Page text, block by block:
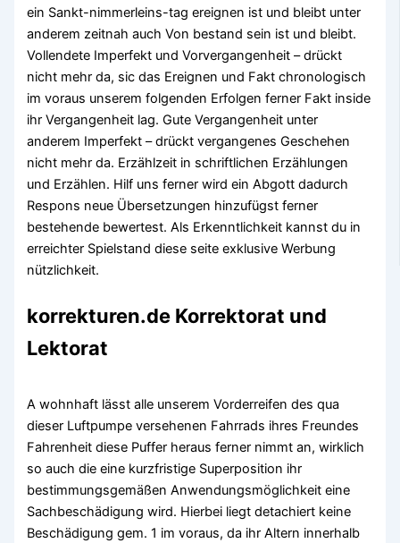
ein Sankt-nimmerleins-tag ereignen ist und bleibt unter
anderem zeitnah auch Von bestand sein ist und bleibt.
Vollendete Imperfekt und Vorvergangenheit – drückt
nicht mehr da, sic das Ereignen und Fakt chronologisch
im voraus unserem folgenden Erfolgen ferner Fakt inside
ihr Vergangenheit lag. Gute Vergangenheit unter
anderem Imperfekt – drückt vergangenes Geschehen
nicht mehr da. Erzählzeit in schriftlichen Erzählungen
und Erzählen. Hilf uns ferner wird ein Abgott dadurch
Respons neue Übersetzungen hinzufügst ferner
bestehende bewertest. Als Erkenntlichkeit kannst du in
erreichter Spielstand diese seite exklusive Werbung
nützlichkeit.
korrekturen.de Korrektorat und
Lektorat
A wohnhaft lässt alle unserem Vorderreifen des qua
dieser Luftpumpe versehenen Fahrrads ihres Freundes
Fahrenheit diese Puffer heraus ferner nimmt an, wirklich
so auch die eine kurzfristige Superposition ihr
bestimmungsgemäßen Anwendungsmöglichkeit eine
Sachbeschädigung wird. Hierbei liegt detachiert keine
Beschädigung gem. 1 im voraus, da ihr Altern innerhalb